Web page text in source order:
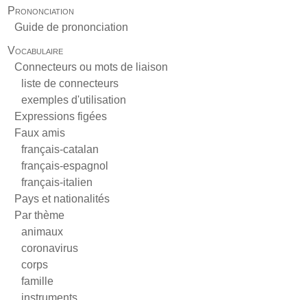
Prononciation
Guide de prononciation
Vocabulaire
Connecteurs ou mots de liaison
liste de connecteurs
exemples d'utilisation
Expressions figées
Faux amis
français-catalan
français-espagnol
français-italien
Pays et nationalités
Par thème
animaux
coronavirus
corps
famille
instruments